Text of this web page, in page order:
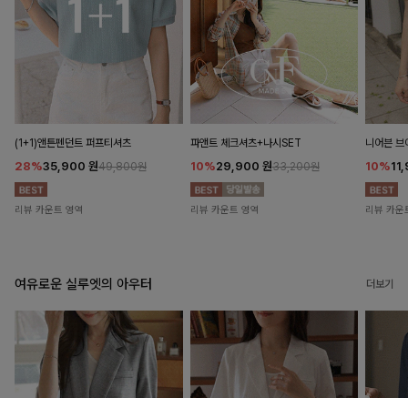
(1+1)앤튼펜던트 퍼프티셔츠
28%35,900 원49,800원
리뷰 카운트 영역
파앤트 체크셔츠+나시SET
10%29,900 원33,200원
리뷰 카운트 영역
니어븐 브
10%
리뷰 카운
여유로운 실루엣의 아우터 더보기